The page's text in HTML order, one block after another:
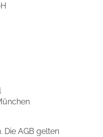
Die AGB gelten